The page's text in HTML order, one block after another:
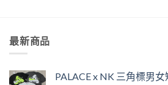
最新商品
PALACE x NK 三角標男